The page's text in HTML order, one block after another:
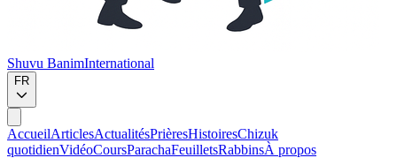
Shuvu BanimInternational
FR
AccueilArticlesActualitésPrièresHistoiresChizuk
quotidienVidéoCoursParachaFeuilletsRabbinsÀ propos